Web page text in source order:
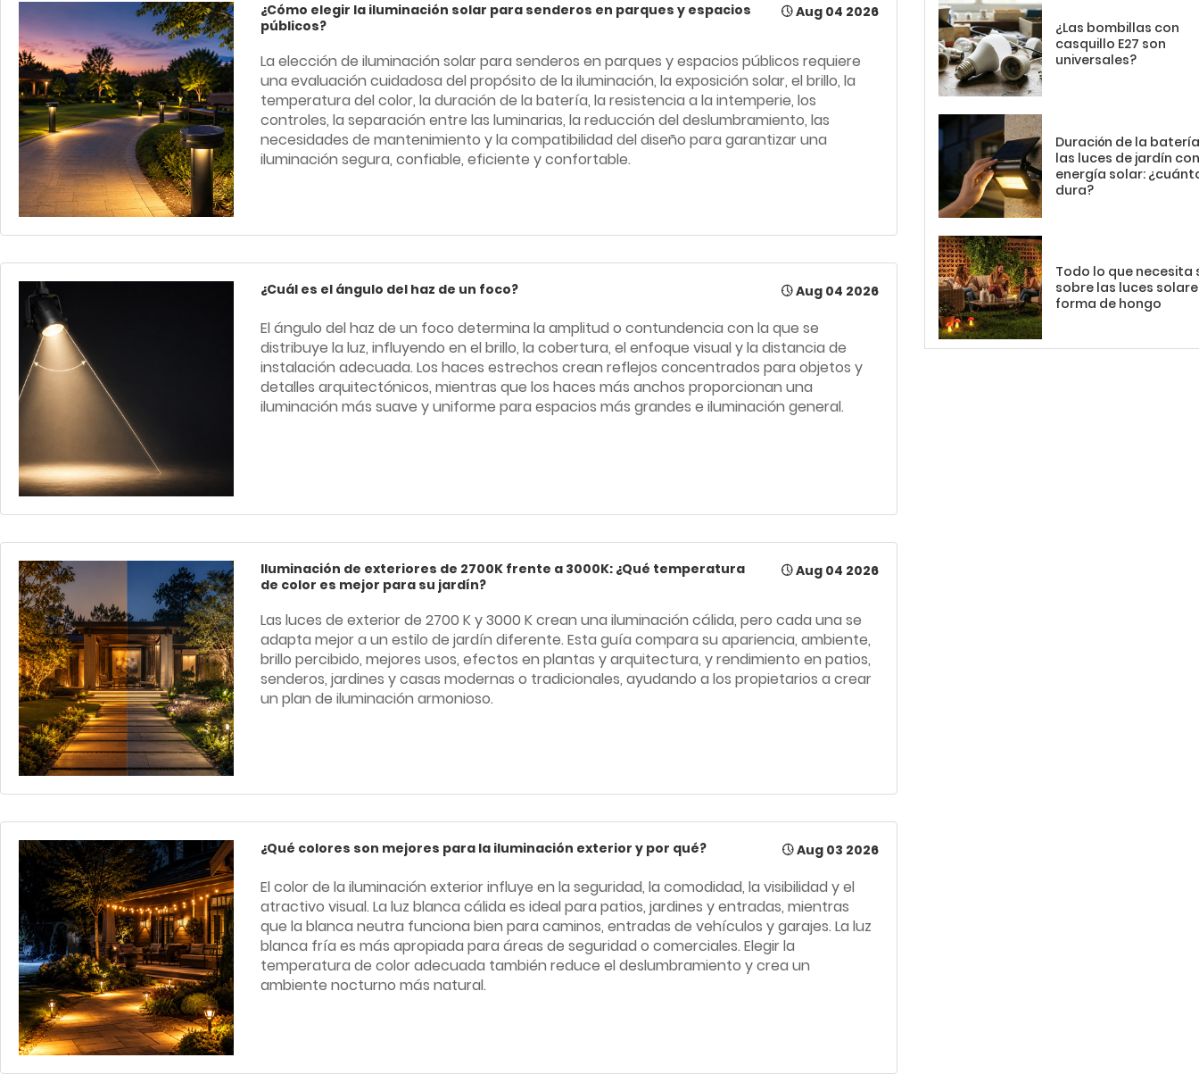
¿Cómo elegir la iluminación solar para senderos en parques y espacios
públicos?
Aug 04 2026
La elección de iluminación solar para senderos en parques y espacios públicos requiere
una evaluación cuidadosa del propósito de la iluminación, la exposición solar, el brillo, la
temperatura del color, la duración de la batería, la resistencia a la intemperie, los
controles, la separación entre las luminarias, la reducción del deslumbramiento, las
necesidades de mantenimiento y la compatibilidad del diseño para garantizar una
iluminación segura, confiable, eficiente y confortable.
¿Cuál es el ángulo del haz de un foco? Aug 04 2026
El ángulo del haz de un foco determina la amplitud o contundencia con la que se
distribuye la luz, influyendo en el brillo, la cobertura, el enfoque visual y la distancia de
instalación adecuada. Los haces estrechos crean reflejos concentrados para objetos y
detalles arquitectónicos, mientras que los haces más anchos proporcionan una
iluminación más suave y uniforme para espacios más grandes e iluminación general.
Iluminación de exteriores de 2700K frente a 3000K: ¿Qué temperatura
de color es mejor para su jardín?
Aug 04 2026
Las luces de exterior de 2700 K y 3000 K crean una iluminación cálida, pero cada una se
adapta mejor a un estilo de jardín diferente. Esta guía compara su apariencia, ambiente,
brillo percibido, mejores usos, efectos en plantas y arquitectura, y rendimiento en patios,
senderos, jardines y casas modernas o tradicionales, ayudando a los propietarios a crear
un plan de iluminación armonioso.
¿Qué colores son mejores para la iluminación exterior y por qué? Aug 03 2026
El color de la iluminación exterior influye en la seguridad, la comodidad, la visibilidad y el
atractivo visual. La luz blanca cálida es ideal para patios, jardines y entradas, mientras
que la blanca neutra funciona bien para caminos, entradas de vehículos y garajes. La luz
blanca fría es más apropiada para áreas de seguridad o comerciales. Elegir la
temperatura de color adecuada también reduce el deslumbramiento y crea un
ambiente nocturno más natural.
¿Las bombillas con
casquillo E27 son
universales?
Duración de la
las luces de jardín
energía solar:
dura?
Todo lo que necesita
sobre las luces
forma de hongo